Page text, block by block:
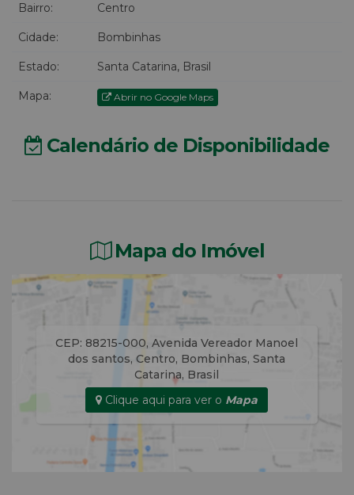
Bairro: Centro
Cidade: Bombinhas
Estado: Santa Catarina, Brasil
Mapa: Abrir no Google Maps
Calendário de Disponibilidade
Mapa do Imóvel
CEP: 88215-000,Avenida Vereador Manoel
dos santos,Centro, Bombinhas,Santa
Catarina, Brasil
Clique aqui para ver o Mapa